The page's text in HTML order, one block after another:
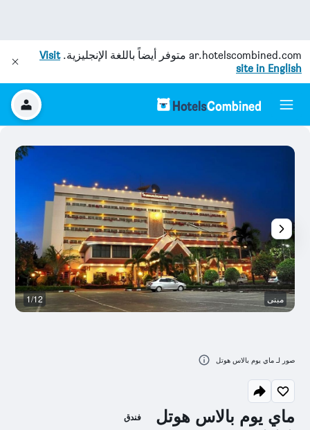
ar.hotelscombined.com متوفر أيضاً باللغة الإنجليزية.Visit
site in English
ماي يوم بالاس هوتل فندق
مبنى 1/12
صور لـ ماي يوم بالاس هوتل